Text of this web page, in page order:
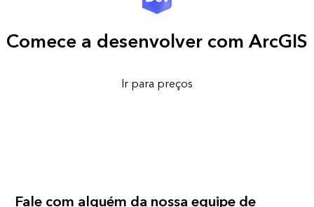
Comece a desenvolver com ArcGIS
Ir para preços